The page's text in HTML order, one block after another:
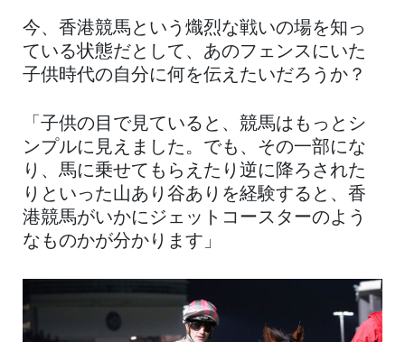
今、香港競馬という熾烈な戦いの場を知っ
ている状態だとして、あのフェンスにいた
子供時代の自分に何を伝えたいだろうか？
「子供の目で見ていると、競馬はもっとシ
ンプルに見えました。でも、その一部にな
り、馬に乗せてもらえたり逆に降ろされた
りといった山あり谷ありを経験すると、香
港競馬がいかにジェットコースターのよう
なものかが分かります」